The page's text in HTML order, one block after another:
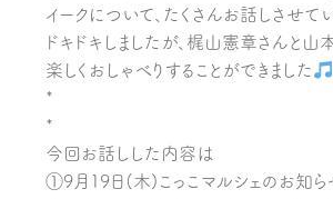
イークについて、たくさんお話しさせて
ドキドキしましたが、梶山憲章さんと
楽しくおしゃべりすることができました
*
*
今回お話しした内容は
①9月19日(木)こっこマルシェのお知ら